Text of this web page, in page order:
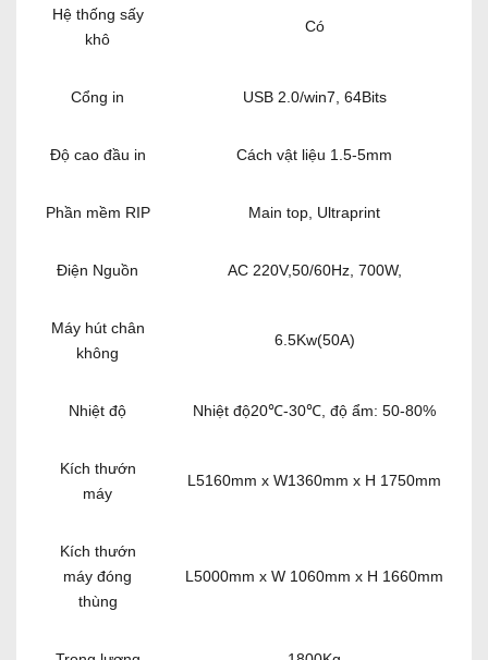
Hệ thống sấy
khô
Có
Cổng in USB 2.0/win7, 64Bits
Độ cao đầu in Cách vật liệu 1.5-5mm
Phần mềm RIP Main top, Ultraprint
Điện Nguồn AC 220V,50/60Hz, 700W,
Máy hút chân
không
6.5Kw(50A)
Nhiệt độ Nhiệt độ20℃-30℃, độ ẩm: 50-80%
Kích thướn
máy
L5160mm x W1360mm x H 1750mm
Kích thướn
máy đóng
thùng
L5000mm x W 1060mm x H 1660mm